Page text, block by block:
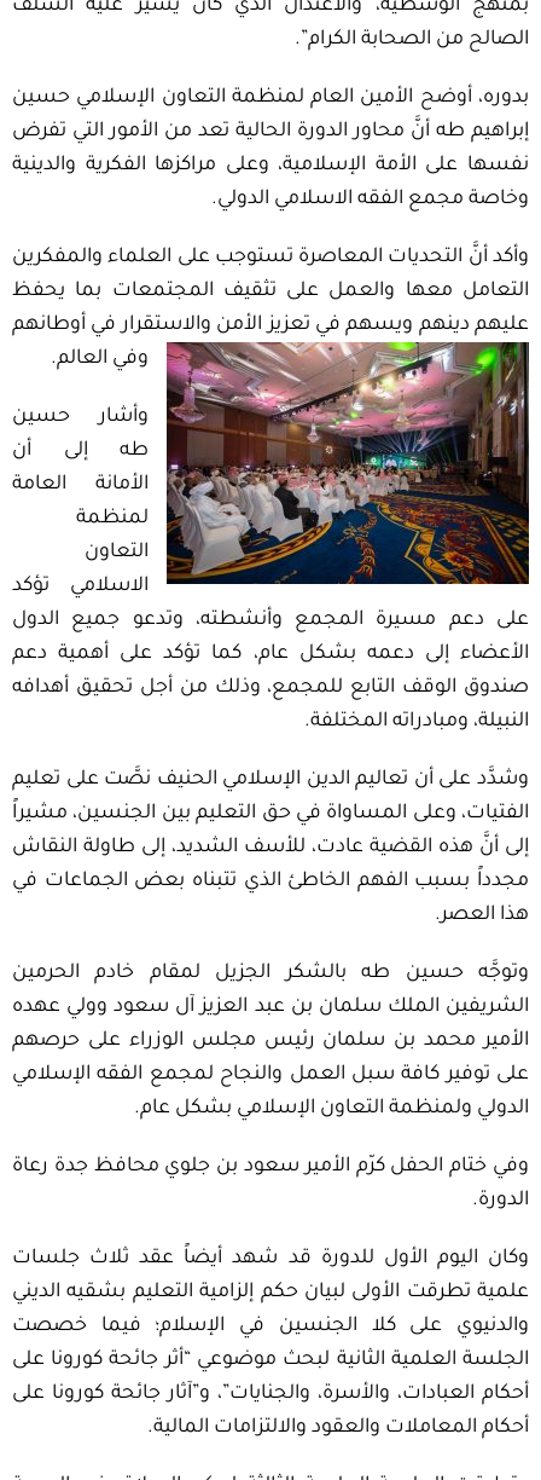
بمنهج الوسطية، والاعتدال الذي كان يسير عليه السلف
الصالح من الصحابة الكرام”.
بدوره، أوضح الأمين العام لمنظمة التعاون الإسلامي حسين
إبراهيم طه أنَّ محاور الدورة الحالية تعد من الأمور التي تفرض
نفسها على الأمة الإسلامية، وعلى مراكزها الفكرية والدينية
وخاصة مجمع الفقه الاسلامي الدولي.
وأكد أنَّ التحديات المعاصرة تستوجب على العلماء والمفكرين
التعامل معها والعمل على تثقيف المجتمعات بما يحفظ
عليهم دينهم ويسهم في تعزيز الأمن والاستقرار في أوطانهم
وفي العالم.
وأشار حسين
طه إلى أن
الأمانة العامة
لمنظمة
التعاون
الاسلامي تؤكد
على دعم مسيرة المجمع وأنشطته، وتدعو جميع الدول
الأعضاء إلى دعمه بشكل عام، كما تؤكد على أهمية دعم
صندوق الوقف التابع للمجمع، وذلك من أجل تحقيق أهدافه
النبيلة، ومبادراته المختلفة.
وشدَّد على أن تعاليم الدين الإسلامي الحنيف نصَّت على تعليم
الفتيات، وعلى المساواة في حق التعليم بين الجنسين، مشيراً
إلى أنَّ هذه القضية عادت، للأسف الشديد، إلى طاولة النقاش
مجدداً بسبب الفهم الخاطئ الذي تتبناه بعض الجماعات في
هذا العصر.
وتوجَّه حسين طه بالشكر الجزيل لمقام خادم الحرمين
الشريفين الملك سلمان بن عبد العزيز آل سعود وولي عهده
الأمير محمد بن سلمان رئيس مجلس الوزراء على حرصهم
على توفير كافة سبل العمل والنجاح لمجمع الفقه الإسلامي
الدولي ولمنظمة التعاون الإسلامي بشكل عام.
وفي ختام الحفل كرّم الأمير سعود بن جلوي محافظ جدة رعاة
الدورة.
وكان اليوم الأول للدورة قد شهد أيضاً عقد ثلاث جلسات
علمية تطرقت الأولى لبيان حكم إلزامية التعليم بشقيه الديني
والدنيوي على كلا الجنسين في الإسلام؛ فيما خصصت
الجلسة العلمية الثانية لبحث موضوعي “أثر جائحة كورونا على
أحكام العبادات، والأسرة، والجنايات”، و”آثار جائحة كورونا على
أحكام المعاملات والعقود والالتزامات المالية.